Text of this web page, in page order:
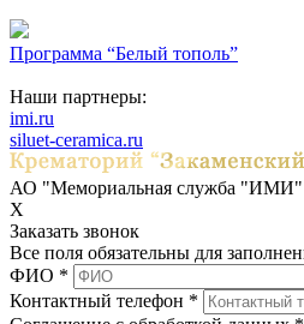
Программа “Белый тополь”
Наши партнеры:
imi.ru
siluet-ceramica.ru
АО "Мемориальная служба "ИМИ"
X
Заказать звонок
Все поля обязательны для
ФИО *
Контактный телефон *